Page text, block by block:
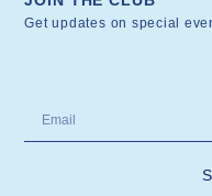
Get updates on special